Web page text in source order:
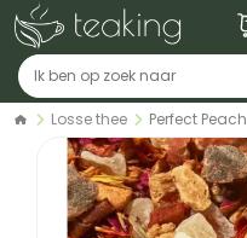
Losse thee Perfect Peach